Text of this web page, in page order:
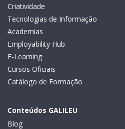
Criatividade
Tecnologias de Informação
Academias
Employability Hub
E-Learning
Cursos Oficiais
Catálogo de Formação
Conteúdos GALILEU
Blog